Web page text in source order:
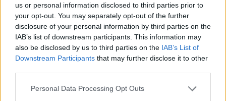
us or personal information disclosed to third parties prior to
your opt-out. You may separately opt-out of the further
disclosure of your personal information by third parties on the
IAB’s list of downstream participants. This information may
also be disclosed by us to third parties on the IAB’s List of
Downstream Participants that may further disclose it to other
Please note that this website/app uses one or more Google
Personal Data Processing Opt Outs